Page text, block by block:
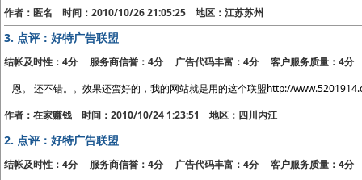
作者：匿名 时间：2010/10/26 21:05:25 地区：江苏苏州
3. 点评：好特广告联盟
结帐及时性：4分 服务商信誉：4分 广告代码丰富：4分 客户服务质量：4分
恩。 还不错。。效果还蛮好的，我的网站就是用的这个联盟http://
作者：在家赚钱 时间：2010/10/24 1:23:51 地区：四川内江
2. 点评：好特广告联盟
结帐及时性：4分 服务商信誉：4分 广告代码丰富：4分 客户服务质量：4分